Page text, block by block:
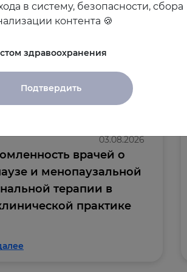
03.08.2026
врачей о
и менопаузальной
терапии в
практике
в систему, безопасности, сбора
контента 🍪
здравоохранения
Подтвердить